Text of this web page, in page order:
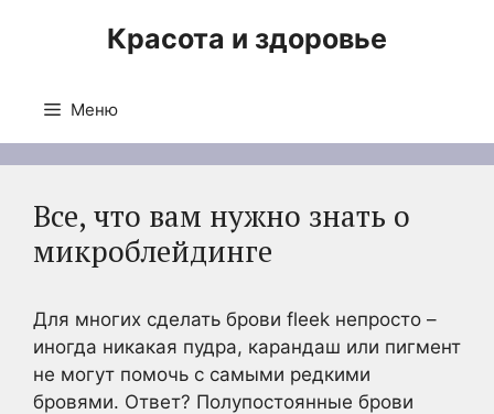
Красота и здоровье
Меню
Все, что вам нужно знать о
микроблейдинге
Для многих сделать брови fleek непросто –
иногда никакая пудра, карандаш или пигмент
не могут помочь с самыми редкими
бровями. Ответ? Полупостоянные брови